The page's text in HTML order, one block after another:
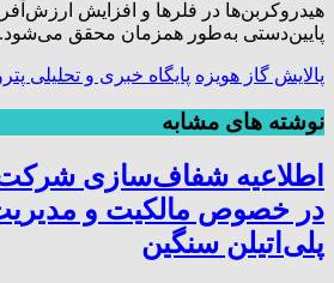
هیدروکربن‌ها در فلرها و افزایش
پایین‌دستی به‌طور همزمان محقق می‌شود.
پالایش گاز هویزه پایگاه خبری و تحلیلی
نوشته های مشابه
اطلاعیه شفاف‌سازی
در خصوص مالکیت و
پلی‌اتیلن سنگین